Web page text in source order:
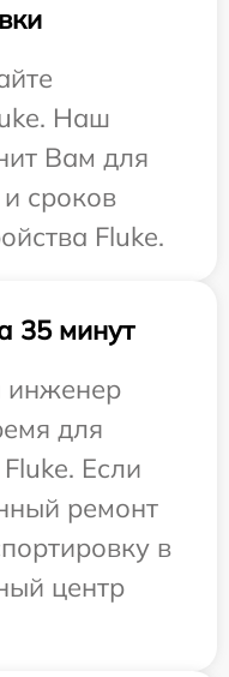
Наш
Вам для
сроков
Fluke.
35 минут
инженер
для
Если
ремонт
в
центр